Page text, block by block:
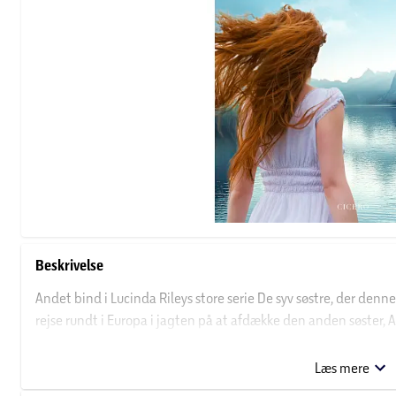
Beskrivelse
Andet bind i Lucinda Rileys store serie De syv søstre, der
rejse rundt i Europa i jagten på at afdække den anden søster,
adoptivfar pludselig er død. Her mødes hun med sine fem
millionær, som søstrene kalder Pa Salt – efter eget ønske
Læs mere